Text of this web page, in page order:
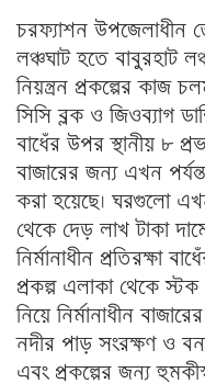
চরফ্যাশন উপজেলাধীন
লঞ্চঘাট হতে বাবুরহাট
নিয়ন্ত্রন প্রকল্পের কাজ
সিসি ব্লক ও জিওব্যাগ
বাধেঁর উপর স্থানীয় ৮
বাজারের জন্য এখন
করা হয়েছে। ঘরগুলো এখন
থেকে দেড় লাখ টাকা
নির্মানাধীন প্রতিরক্ষা
প্রকল্প এলাকা থেকে
নিয়ে নির্মানাধীন
নদীর পাড় সংরক্ষণ ও
এবং প্রকল্পের জন্য